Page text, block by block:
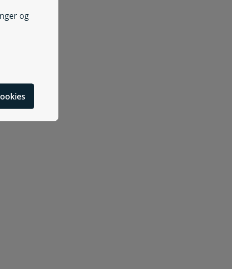
og
om oplysningspligt (kompensationsydelse, tabt